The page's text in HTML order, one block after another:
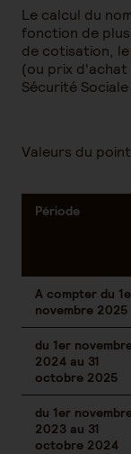
Le calcul du
fonction de
de cotisation, le
(ou prix
Sécurité
Valeurs du point
Période
A compter du
novembre 2025
du 1er
2024 au 31
octobre 2025
du 1er
2023 au 31
octobre 2024